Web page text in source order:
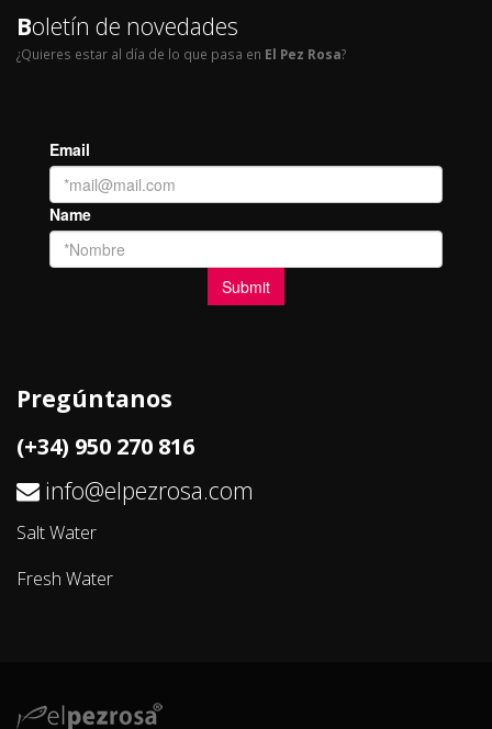
Boletín de novedades
¿Quieres estar al día de lo que pasa en El Pez Rosa?
Pregúntanos
(+34) 950 270 816
info@elpezrosa.com
Salt Water
Fresh Water